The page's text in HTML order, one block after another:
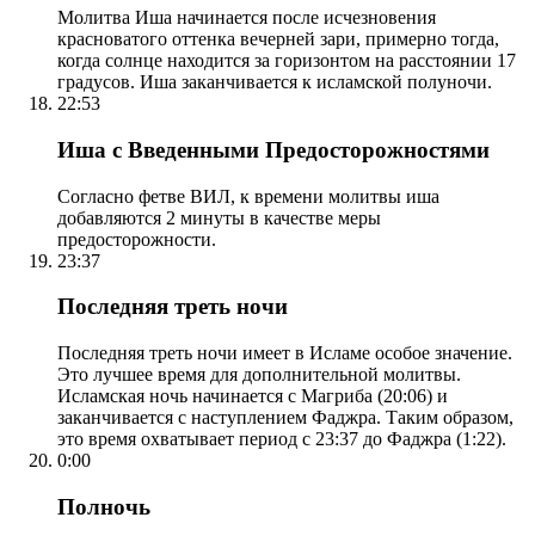
Молитва Иша начинается после исчезновения
красноватого оттенка вечерней зари, примерно тогда,
когда солнце находится за горизонтом на расстоянии 17
градусов. Иша заканчивается к исламской полуночи.
22:53
Иша с Введенными Предосторожностями
Согласно фетве ВИЛ, к времени молитвы иша
добавляются 2 минуты в качестве меры
предосторожности.
23:37
Последняя треть ночи
Последняя треть ночи имеет в Исламе особое значение.
Это лучшее время для дополнительной молитвы.
Исламская ночь начинается с Магриба (20:06) и
заканчивается с наступлением Фаджра. Таким образом,
это время охватывает период с 23:37 до Фаджра (1:22).
0:00
Полночь